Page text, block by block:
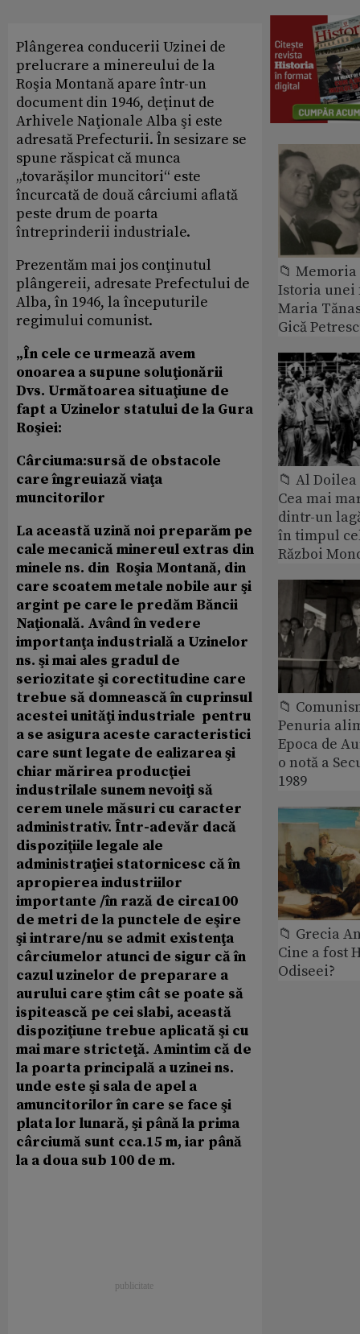
Plângerea conducerii Uzinei de
prelucrare a minereului de la
Roşia Montană apare într-un
document din 1946, deţinut de
Arhivele Naţionale Alba şi este
adresată Prefecturii. În sesizare se
spune răspicat că munca
„tovarăşilor muncitori“ este
încurcată de două cârciumi aflată
peste drum de poarta
întreprinderii industriale.
Prezentăm mai jos conţinutul
plângereii, adresate Prefectului de
Alba, în 1946, la începuturile
regimului comunist.
„În cele ce urmează avem
onoarea a supune soluţionării
Dvs. Următoarea situaţiune de
fapt a Uzinelor statului de la Gura
Roşiei:
Cârciuma:sursă de obstacole
care îngreuiază viaţa
muncitorilor
La această uzină noi preparăm pe
cale mecanică minereul extras din
minele ns. din Roşia Montană, din
care scoatem metale nobile aur şi
argint pe care le predăm Băncii
Naţională. Având în vedere
importanţa industrială a Uzinelor
ns. şi mai ales gradul de
seriozitate şi corectitudine care
trebue să domnească în cuprinsul
acestei unităţi industriale pentru
a se asigura aceste caracteristici
care sunt legate de ealizarea şi
chiar mărirea producţiei
industrilale sunem nevoiţi să
cerem unele măsuri cu caracter
administrativ. Într-adevăr dacă
dispoziţiile legale ale
administraţiei statornicesc că în
apropierea industriilor
importante /în rază de circa100
de metri de la punctele de eşire
şi intrare/nu se admit existenţa
cârciumelor atunci de sigur că în
cazul uzinelor de preparare a
aurului care ştim cât se poate să
ispitească pe cei slabi, această
dispoziţiune trebue aplicată şi cu
mai mare stricteţă. Amintim că de
la poarta principală a uzinei ns.
unde este şi sala de apel a
amuncitorilor în care se face şi
plata lor lunară, şi până la prima
cârciumă sunt cca.15 m, iar până
la a doua sub 100 de m.
📁
Istoria
Maria
Gică
📁 Al
Cea mai
dintr-un
în timpul
Război
📁
Penuria
Epoca de
o notă a
1989
📁 Grecia
Cine a fost
Odiseei?